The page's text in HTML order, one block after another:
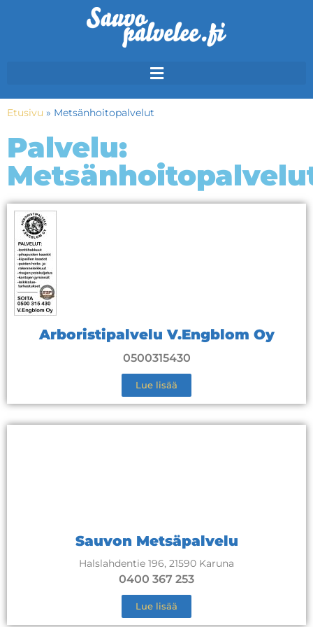
Etusivu » Metsänhoitopalvelut
Palvelu:
Arboristipalvelu V.Engblom Oy
0500315430
Lue lisää
Sauvon Metsäpalvelu
Halslahdentie 196, 21590 Karuna
0400 367 253
Lue lisää